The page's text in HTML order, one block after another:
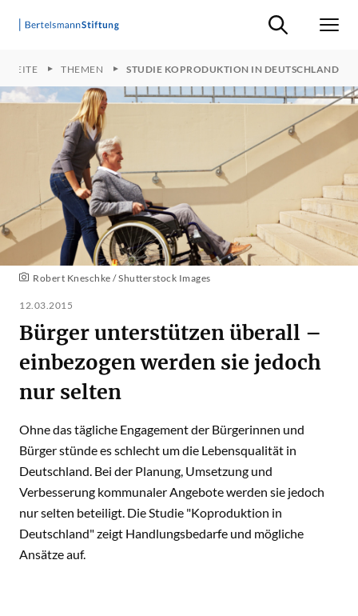
Suche ein-/
THEMEN STUDIE KOPRODUKTION IN DEUTSCHLAND
Robert Kneschke / Shutterstock Images
12.03.2015
Bürger unterstützen überall –
einbezogen werden sie jedoch
nur selten
Ohne das tägliche Engagement der Bürgerinnen und
Bürger stünde es schlecht um die Lebensqualität in
Deutschland. Bei der Planung, Umsetzung und
Verbesserung kommunaler Angebote werden sie jedoch
nur selten beteiligt. Die Studie "Koproduktion in
Deutschland" zeigt Handlungsbedarfe und mögliche
Ansätze auf.